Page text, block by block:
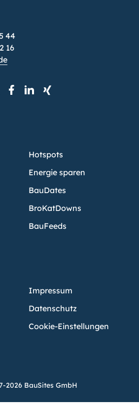
44
16
Hotspots
Energie sparen
BauDates
BroKatDowns
BauFeeds
Impressum
Datenschutz
Cookie-Einstellungen
2026 BauSites GmbH